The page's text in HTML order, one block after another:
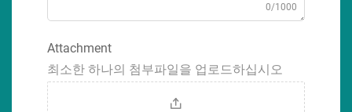
0/1000
Attachment
최소한 하나의 첨부파일을 업로드하십시오